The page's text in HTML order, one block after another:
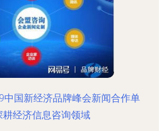
中国新经济品牌峰会新闻合作单
耕经济信息咨询领域